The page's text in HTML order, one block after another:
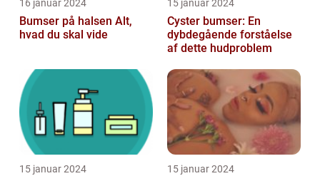
16 januar 2024
Bumser på halsen Alt,
hvad du skal vide
15 januar 2024
Cyster bumser: En
dybdegående forståelse
af dette hudproblem
15 januar 2024 15 januar 2024